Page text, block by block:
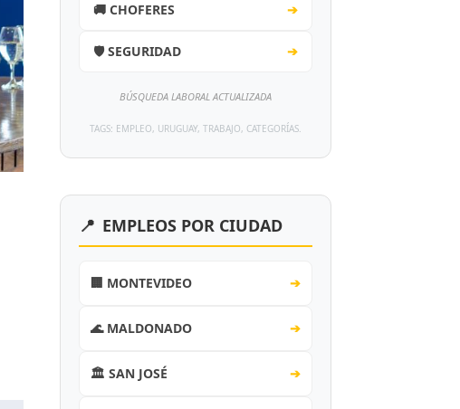
🚚 CHOFERES ➔
🛡️ SEGURIDAD ➔
BÚSQUEDA LABORAL ACTUALIZADA
TAGS: EMPLEO, URUGUAY, TRABAJO, CATEGORÍAS.
📍 EMPLEOS POR CIUDAD
🏢 MONTEVIDEO ➔
🌊 MALDONADO ➔
🏛️ SAN JOSÉ ➔